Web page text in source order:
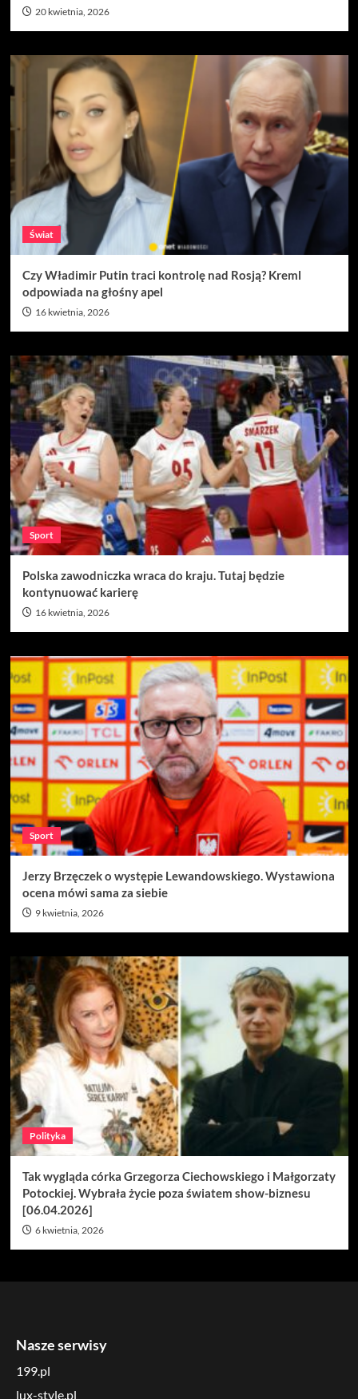
20 kwietnia, 2026
Świat
Czy Władimir Putin traci kontrolę nad Rosją? Kreml
odpowiada na głośny apel
16 kwietnia, 2026
Sport
Polska zawodniczka wraca do kraju. Tutaj będzie
kontynuować karierę
16 kwietnia, 2026
Sport
Jerzy Brzęczek o występie Lewandowskiego. Wystawiona
ocena mówi sama za siebie
9 kwietnia, 2026
Polityka
Tak wygląda córka Grzegorza Ciechowskiego i Małgorzaty
Potockiej. Wybrała życie poza światem show-biznesu
[06.04.2026]
6 kwietnia, 2026
Nasze serwisy
199.pl
lux-style.pl